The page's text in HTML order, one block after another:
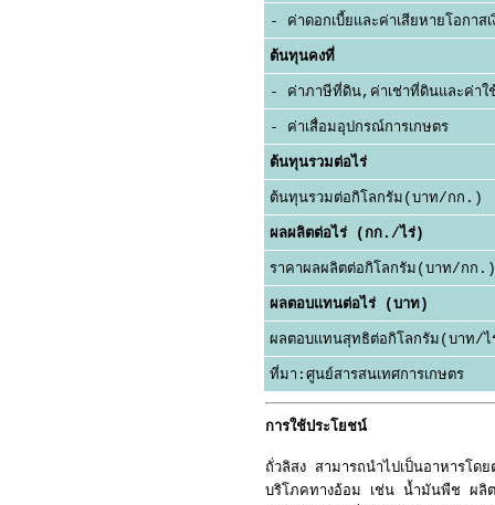
- ค่าดอกเบี้ยและค่าเสียหายโอกาส
ต้นทุนคงที่
- ค่าภาษีที่ดิน,ค่าเช่าที่ดินและค่าใ
- ค่าเสื่อมอุปกรณ์การเกษตร
ต้นทุนรวมต่อไร่
ต้นทุนรวมต่อกิโลกรัม(บาท/กก.)
ผลผลิตต่อไร่ (กก./ไร่)
ราคาผลผลิตต่อกิโลกรัม(บาท/กก.)
ผลตอบแทนต่อไร่ (บาท)
ผลตอบแทนสุทธิต่อกิโลกรัม(บาท/
ที่มา:ศูนย์สารสนเทศการเกษตร
การใช้ประโยชน์
ถั่วลิสง สามารถนำไปเป็นอาหารโ
บริโภคทางอ้อม เช่น น้ำมันพืช ผลิต